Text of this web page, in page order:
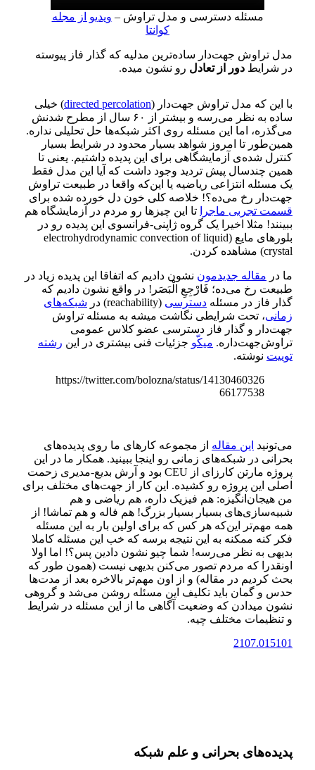
مسئله دسترسی و مدل تراوش – ویدیو از مجله
کوانتا
مدل تراوش جهت‌دار ساده‌ترین مدلیه که گذار فاز پیوسته
در شرایط دور از تعادل رو نشون میده.
با این که مدل تراوش جهت‌دار (directed percolation) خیلی
ساده‌ به نظر می‌رسه و بیشتر از ۶۰ سال از مطرح شدنش
می‌گذره، اما این مسئله روی اکثر شبکه‌ها حل تحلیلی نداره.
همین‌طور تا امروز شواهد بسیار محدود در شرایط بسیار
کنترل شده‌ی آزمایشگاهی برای این پدیده داشتیم. یعنی تا
همین چندسال پیش تردید وجود داشت که آیا این مدل فقط
یک مسئله انتزاعی ریاضیه یا این‌که واقعا در طبیعت تراوش
جهت‌دار رخ می‌ده؟! خلاصه کلی خون دل خورده شده برای
قسمت تجربی ماجرا
تا این چیزها رو مردم در آزمایشگاه هم
ببینند! مثلا اخیرا یک گروه ژاپنی-فرانسوی این پدیده رو در
بلورهای مایع (electrohydrodynamic convection of liquid
crystal) مشاهده کردن.
ما در مقاله جدیدمون نشون دادیم که اتفاقا این پدیده زیاد در
طبیعت رخ می‌ده؛ فَارْجِعِ الْبَصَر! در واقع نشون دادیم که
گذار فاز در مسئله دسترسی (reachability) در
شبکه‌های
زمانی، تحت شرایطی نگاشت میشه به مسئله تراوش
جهت‌دار و گذار فاز دسترسی عضو کلاس عمومی
تراوش‌جهت‌داره. میکّو جزئیات فنی‌ بیشتری در این رشته
توییت نوشته.
https://twitter.com/bolozna/status/14130460326
66177538
می‌تونید این مقاله از مجموعه کارهای ما روی پدیده‌های
بحرانی در شبکه‌های زمانی رو اینجا ببینید. همکار ما در این
پروژه مارتن کارزای از CEU بود و آرش بدیع‌-مدیری زحمت
اصلی این پروژه رو کشیده. این کار از جهت‌های مختلف برای
من هیجان‌انگیزه: هم فیزیک داره، هم ریاضی و هم
شبیه‌سازی‌های بسیار بسیار بزرگ! هم فاله و هم تماشا! از
همه مهم‌تر این‌که هر کس که برای اولین بار به این مسئله
فکر کنه ممکنه به این نتیجه برسه که خب این مسئله کاملا
بدیهی به نظر می‌رسه! شما چیو نشون دادین پس؟! اما اولا
اونقدرا که مردم تصور می‌کنن بدیهی نیست (همون طور که
بحث کردیم در مقاله) و از اون مهم‌تر بالاخره بعد از مدت‌ها
حدس و گمان باید تکلیف این مسئله روشن می‌شد و گروهی
نشون میدادن که وضعیت آگاهی ما از این مسئله در شرایط
و تنظیمات مختلف چیه.
2107.015101
پدیده‌های بحرانی و علم شبکه